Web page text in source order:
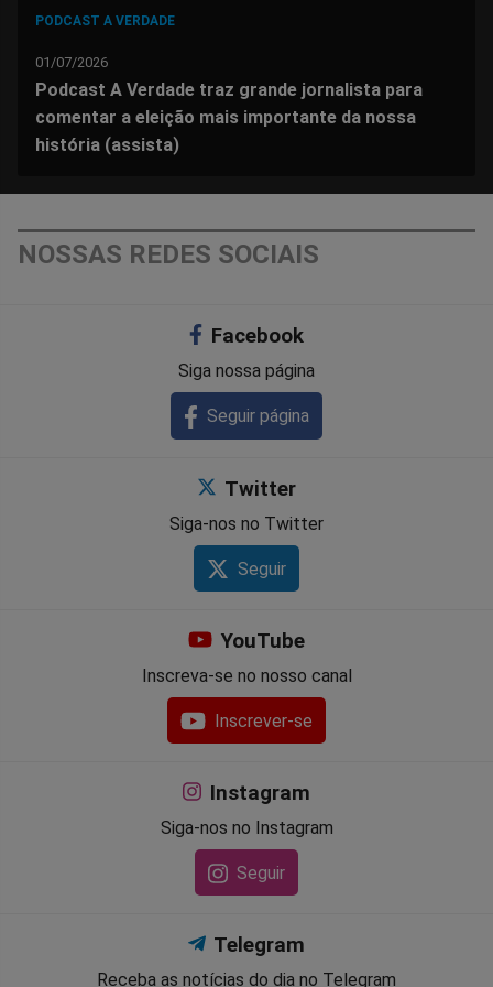
PODCAST A VERDADE
01/07/2026
Podcast A Verdade traz grande jornalista para
comentar a eleição mais importante da nossa
história (assista)
NOSSAS REDES SOCIAIS
Facebook
Siga nossa página
Seguir página
Twitter
Siga-nos no Twitter
Seguir
YouTube
Inscreva-se no nosso canal
Inscrever-se
Instagram
Siga-nos no Instagram
Seguir
Telegram
Receba as notícias do dia no Telegram